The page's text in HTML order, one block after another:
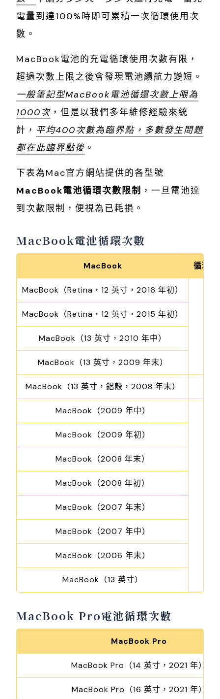
電量到達100%時即可累積一次循環使用次
數。
MacBook電池的充電循環使用次數有限，
超過次數上限之後會發現電池續航力變短。
一般筆記型MacBook電池循還次數上限為
1000次 ，但是以我們多年維修經驗來統
計， 平均400次數為臨界點，多數發生問題
都在此臨界點後 。
下表為Mac官方網站提供的各型號
MacBook電池循環次數限制 ，一旦電池達
到次數限制，便視為已耗損。
MacBook電池循環次數
MacBook 循環
MacBook（Retina，12 英寸，2016 年初）
MacBook（Retina，12 英寸，2015 年初）
MacBook（13 英寸，2010 年中）
MacBook（13 英寸，2009 年末）
MacBook（13 英寸，鋁殼，2008 年末）
MacBook（2009 年中）
MacBook（2009 年初）
MacBook（2008 年末）
MacBook（2008 年初）
MacBook（2007 年末）
MacBook（2007 年中）
MacBook（2006 年末）
MacBook（13 英寸）
MacBook Pro電池循環次數
MacBook Pro
MacBook Pro（14 英寸，2021 年）
MacBook Pro（16 英寸，2021 年）